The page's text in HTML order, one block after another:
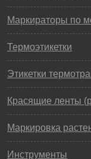
Маркираторы по
Термоэтикетки
Этикетки
Красящие ленты
Маркировка
Инструменты